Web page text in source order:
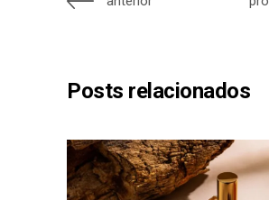
Posts relacionados